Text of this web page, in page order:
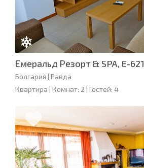
Емеральд Резорт & SPA, E-621
Болгария | Равда
Квартира | Комнат: 2 | Гостей: 4